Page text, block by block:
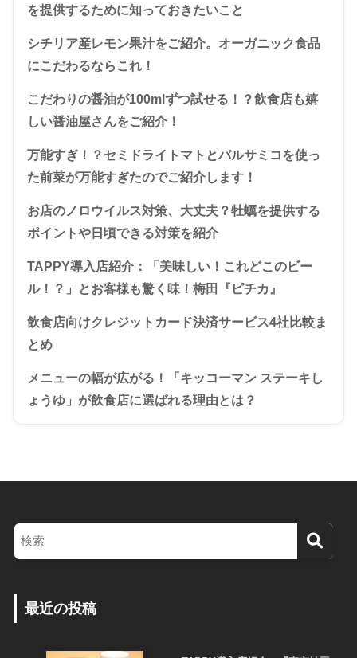
を提供するために知っておきたいこと
シチリア産レモン果汁をご紹介。オーガニック食品
にこだわるならこれ！
こだわりの醤油が100mlずつ試せる！？飲食店も嬉
しい醤油屋さんをご紹介！
万能すぎ！？セミドライトマトとバルサミコを使っ
た前菜が万能すぎたのでご紹介します！
お店のノロウイルス対策、大丈夫？牡蠣を提供する
ポイントや日頃できる対策を紹介
TAPPY導入店紹介：「美味しい！これどこのビー
ル！？」とお客様も驚く味！梅田『ピチカ』
飲食店向けクレジットカード決済サービス4社比較ま
とめ
メニューの幅が広がる！「キッコーマン ステーキし
ょうゆ」が飲食店に選ばれる理由とは？
最近の投稿